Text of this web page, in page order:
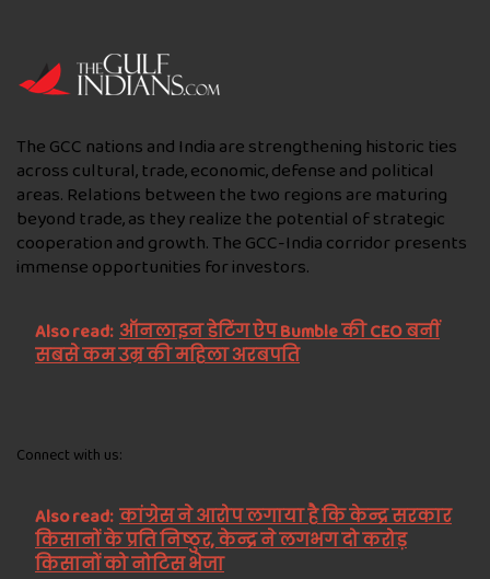
The GCC nations and India are strengthening historic ties
across cultural, trade, economic, defense and political
areas. Relations between the two regions are maturing
beyond trade, as they realize the potential of strategic
cooperation and growth. The GCC-India corridor presents
immense opportunities for investors.
Also read: ऑनलाइन डेटिंग ऐप Bumble की CEO बनीं
सबसे कम उम्र की महिला अरबपति
Connect with us:
Also read: कांग्रेस ने आरोप लगाया है कि केन्द्र सरकार
किसानों के प्रति निष्ठुर, केन्द्र ने लगभग दो करोड़
किसानों को नोटिस भेजा